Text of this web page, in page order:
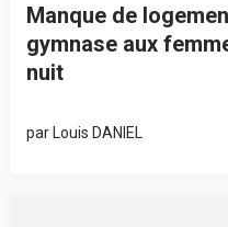
Manque de
gymnase aux
nuit
par Louis DANIEL